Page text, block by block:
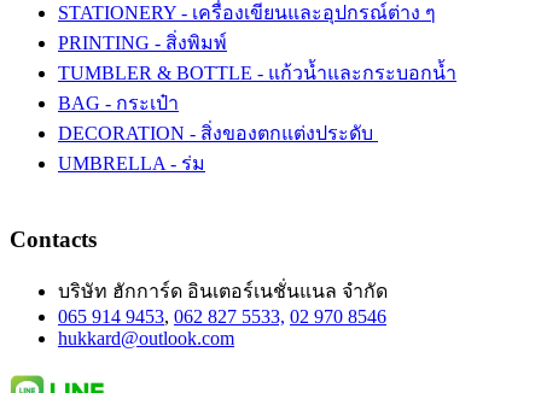
STATIONERY - เครื่องเขียนและอุปกรณ์ต่าง ๆ
PRINTING - สิ่งพิมพ์
TUMBLER & BOTTLE - แก้วน้ำและกระบอกน้ำ
BAG - กระเป๋า
DECORATION - สิ่งของตกแต่งประดับ
UMBRELLA - ร่ม
Contacts
บริษัท ฮักการ์ด อินเตอร์เนชั่นแนล จำกัด
065 914 9453, 062 827 5533, 02 970 8546
hukkard@outlook.com